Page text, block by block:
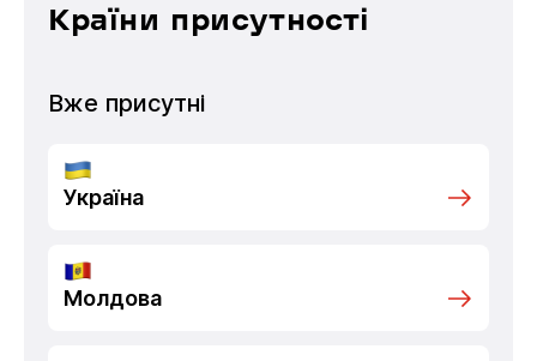
Країни присутності
Вже присутні
Україна
Молдова